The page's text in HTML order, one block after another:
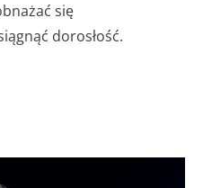
się
dorosłość.